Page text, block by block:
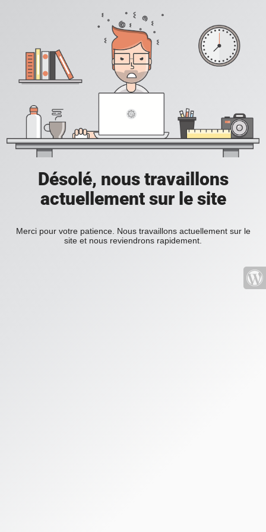
Désolé, nous travaillons
actuellement sur le site
Merci pour votre patience. Nous travaillons actuellement sur le
site et nous reviendrons rapidement.